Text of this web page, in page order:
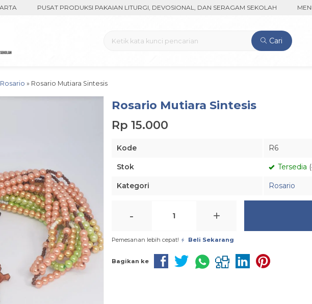
PUSAT PRODUKSI PAKAIAN LITURGI, DEVOSIONAL, DAN SERAGAM SEKOLAH
Cari
Rosario » Rosario Mutiara Sintesis
Rosario Mutiara Sintesis
Rp 15.000
Kode R6
Stok Tersedia
Kategori Rosario
- +
Pemesanan lebih cepat! Beli Sekarang
Bagikan ke